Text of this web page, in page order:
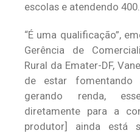
escolas e atendendo
“É uma qualificação”,
Gerência de
Rural da Emater-DF,
de estar fomentando
gerando renda,
diretamente para a
produtor] ainda está